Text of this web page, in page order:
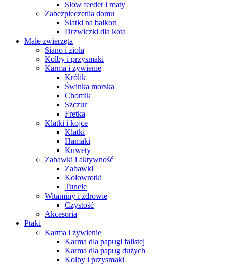
Slow feeder i maty
Zabezpieczenia domu
Siatki na balkon
Drzwiczki dla kota
Małe zwierzęta
Siano i zioła
Kolby i przysmaki
Karma i żywienie
Królik
Świnka morska
Chomik
Szczur
Fretka
Klatki i kojce
Klatki
Hamaki
Kuwety
Zabawki i aktywność
Zabawki
Kołowrotki
Tunele
Witaminy i zdrowie
Czystość
Akcesoria
Ptaki
Karma i żywienie
Karma dla papugi falistej
Karma dla papug dużych
Kolby i przysmaki